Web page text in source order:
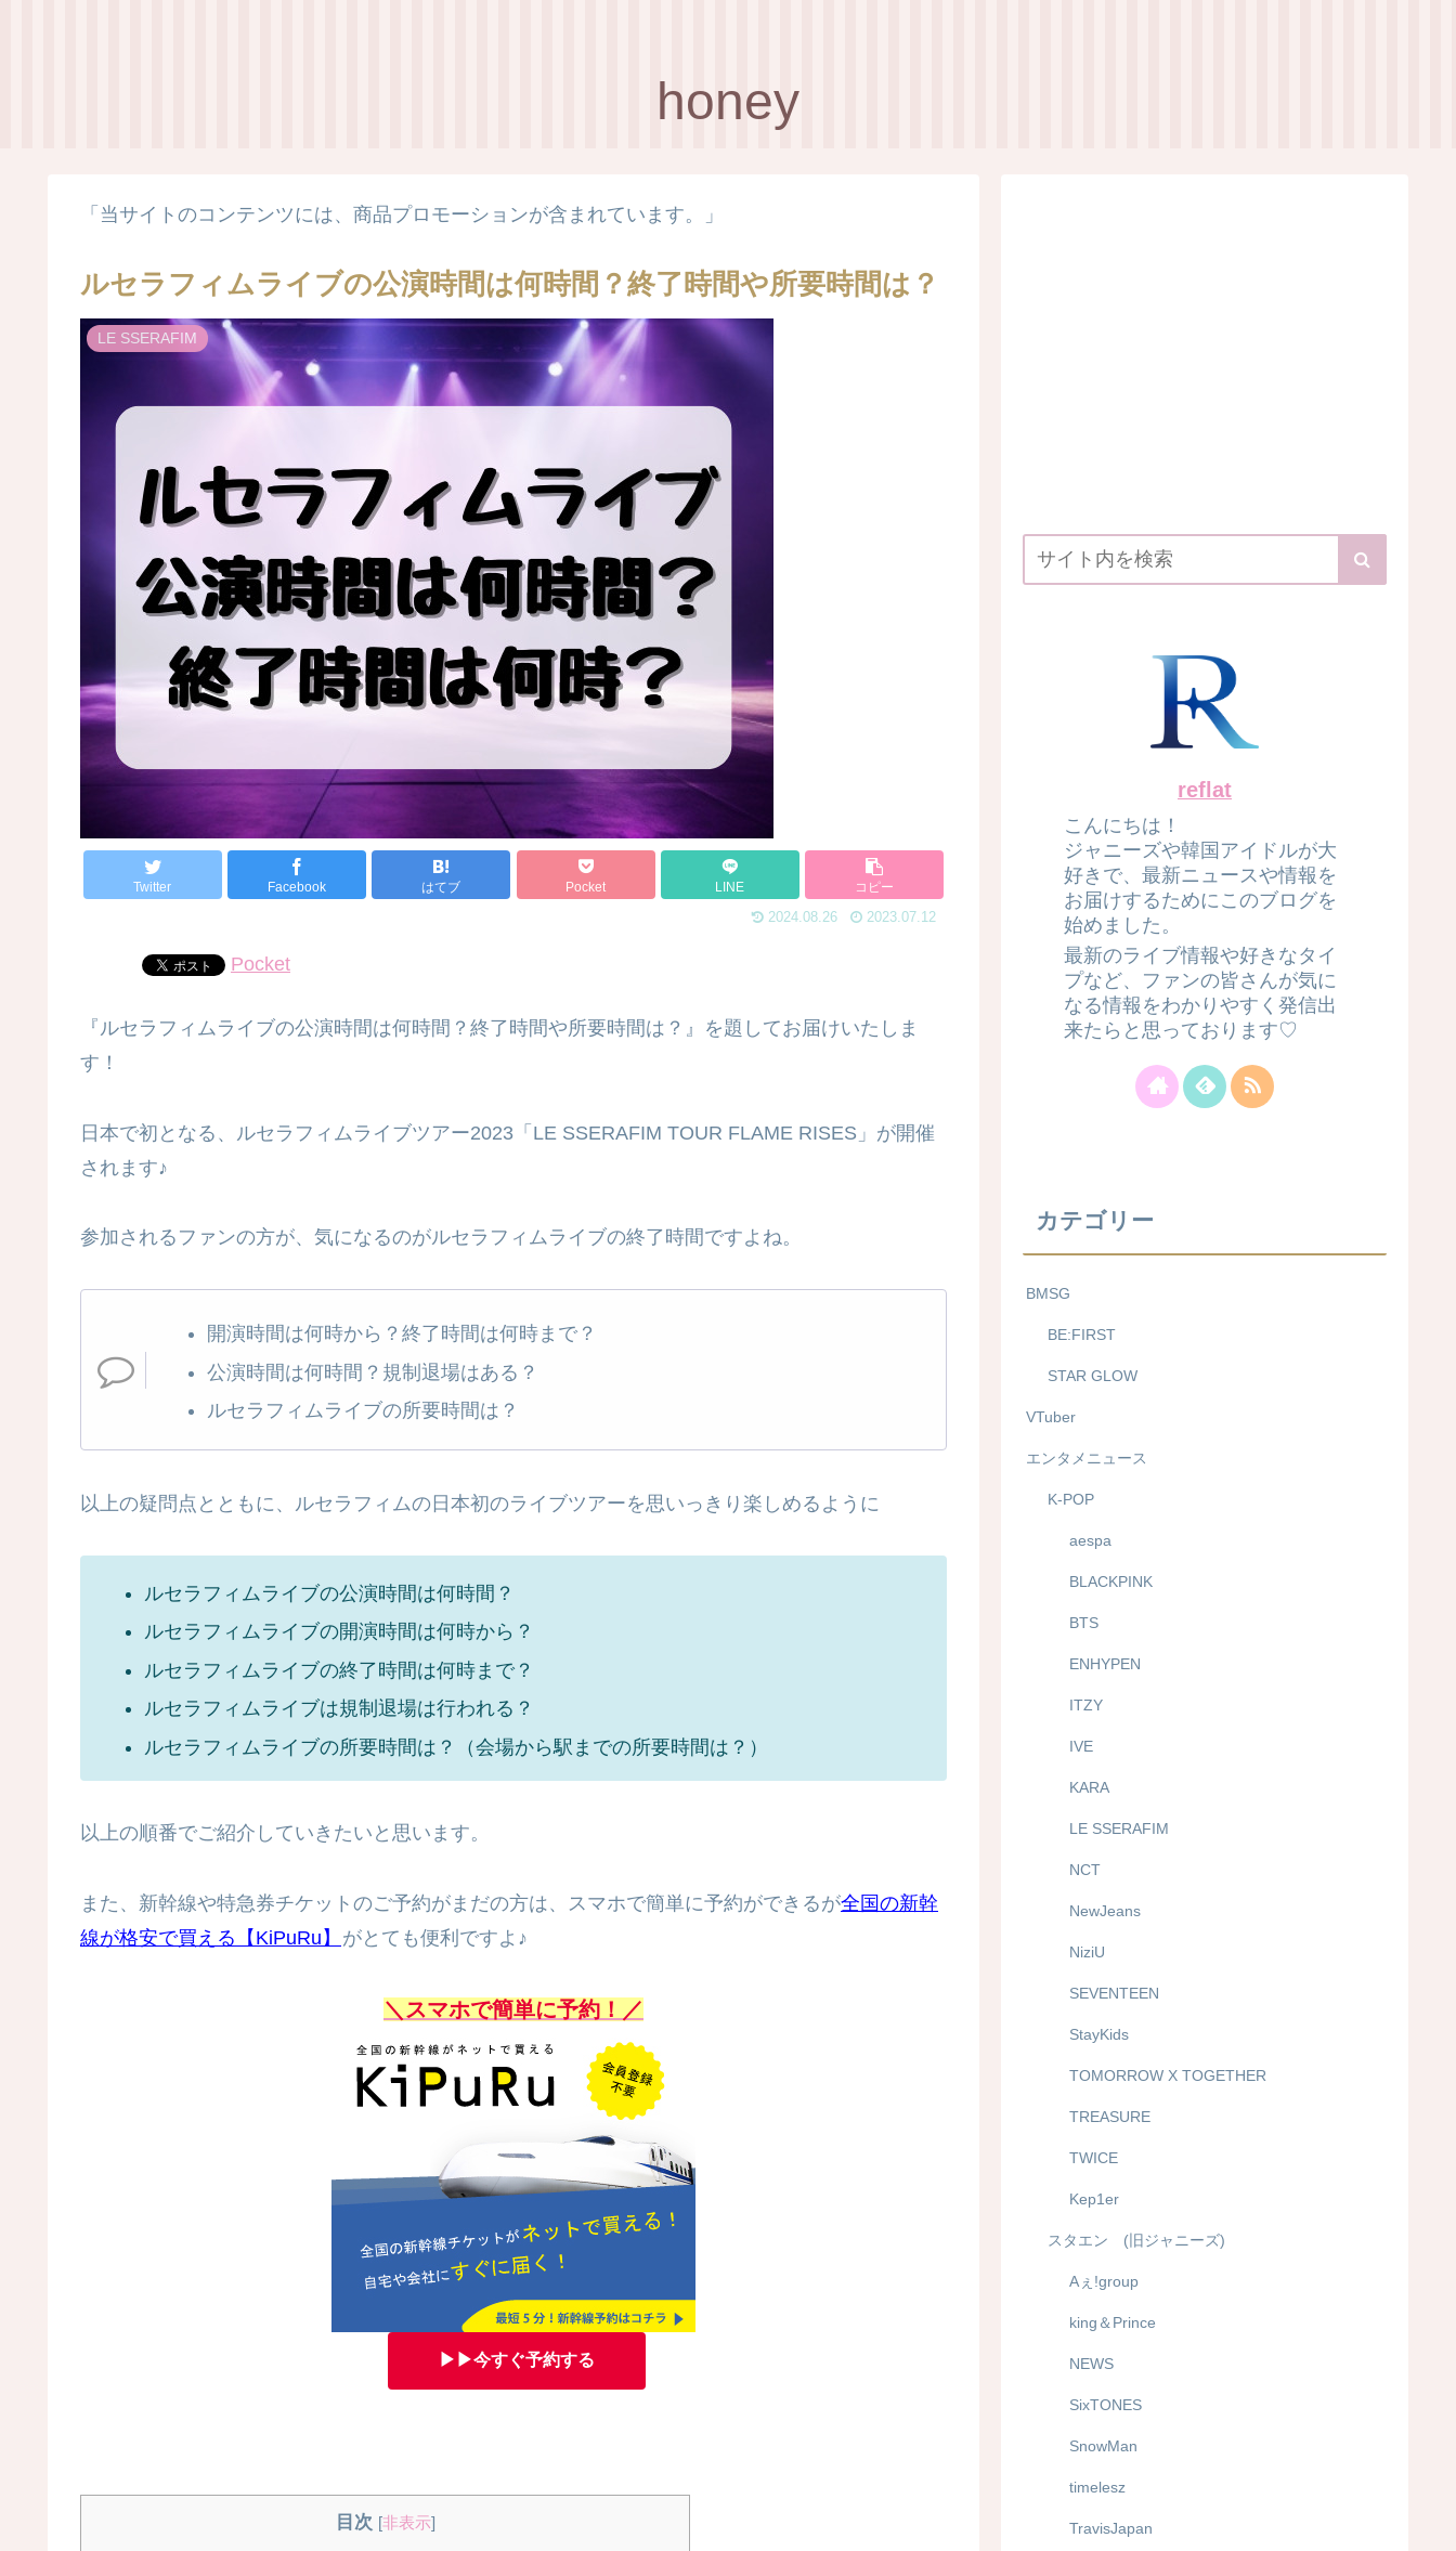
honey
「当サイトのコンテンツには、商品プロモーションが含まれています。」
ルセラフィムライブの公演時間は何時間？終了時間や所要時間は？
LE SSERAFIM
Twitter Facebook はてブ Pocket LINE コピー
2024.08.26 2023.07.12
Pocket
『ルセラフィムライブの公演時間は何時間？終了時間や所要時間は？』を題してお届けいたしま
す！
日本で初となる、ルセラフィムライブツアー2023「LE SSERAFIM TOUR FLAME RISES」が開催
されます♪
参加されるファンの方が、気になるのがルセラフィムライブの終了時間ですよね。
開演時間は何時から？終了時間は何時まで？
公演時間は何時間？規制退場はある？
ルセラフィムライブの所要時間は？
以上の疑問点とともに、ルセラフィムの日本初のライブツアーを思いっきり楽しめるように
ルセラフィムライブの公演時間は何時間？
ルセラフィムライブの開演時間は何時から？
ルセラフィムライブの終了時間は何時まで？
ルセラフィムライブは規制退場は行われる？
ルセラフィムライブの所要時間は？（会場から駅までの所要時間は？）
以上の順番でご紹介していきたいと思います。
また、新幹線や特急券チケットのご予約がまだの方は、スマホで簡単に予約ができるが全国の新幹
線が格安で買える【KiPuRu】 がとても便利ですよ♪
＼スマホで簡単に予約！／
▶▶今すぐ予約する
目次 [非表示]
reflat
こんにちは！
ジャニーズや韓国アイドルが大
好きで、最新ニュースや情報を
お届けするためにこのブログを
始めました。
最新のライブ情報や好きなタイ
プなど、ファンの皆さんが気に
なる情報をわかりやすく発信出
来たらと思っております♡
カテゴリー
BMSG
BE:FIRST
STAR GLOW
VTuber
エンタメニュース
K-POP
aespa
BLACKPINK
BTS
ENHYPEN
ITZY
IVE
KARA
LE SSERAFIM
NCT
NewJeans
NiziU
SEVENTEEN
StayKids
TOMORROW X TOGETHER
TREASURE
TWICE
Kep1er
スタエン (旧ジャニーズ)
Aぇ!group
king＆Prince
NEWS
SixTONES
SnowMan
timelesz
TravisJapan